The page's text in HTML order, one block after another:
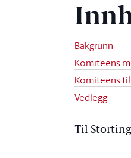
Bakgrunn
Komiteens
Komiteens
Vedlegg
Til